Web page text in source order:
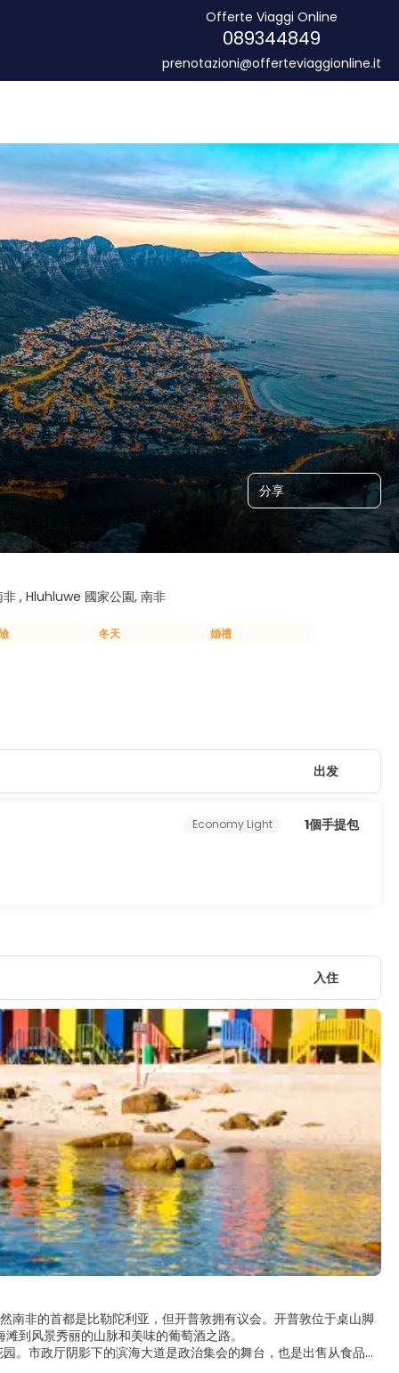
Offerte Viaggi Online
089344849
prenotazioni@offerteviaggionline.it
分享
, Hluhluwe 國家公園, 南非
冬天 婚禮
出发
Economy Light 1個手提包
入住
南非的首都是比勒陀利亚，但开普敦拥有议会。开普敦位于桌山脚
到风景秀丽的山脉和美味的葡萄酒之路。
。市政厅阴影下的滨海大道是政治集会的舞台，也是出售从食品到